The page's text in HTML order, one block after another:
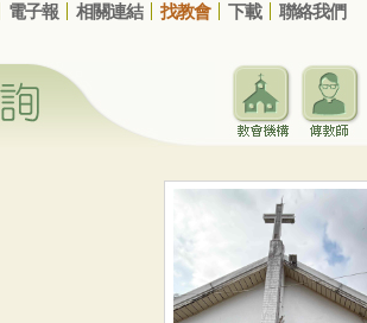
電子報 相關連結 找教會 下載 聯絡我們